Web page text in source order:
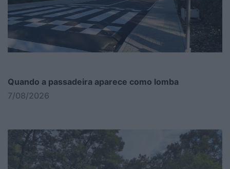
Quando a passadeira aparece como lomba
7/08/2026